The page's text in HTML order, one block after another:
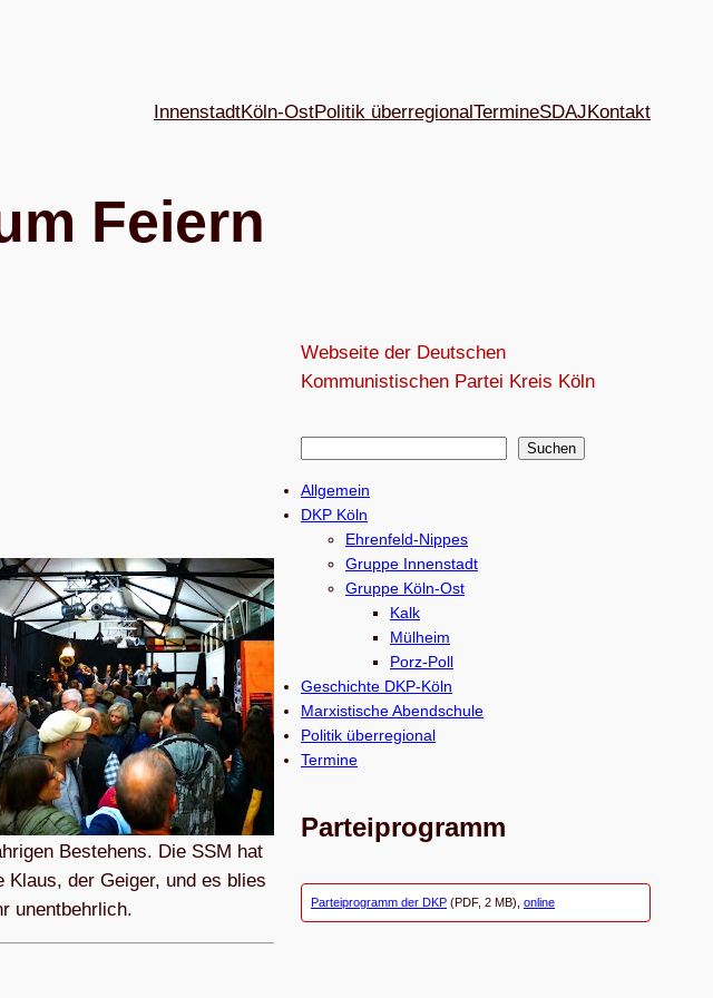
InnenstadtKöln-OstPolitik überregionalTermineSDAJKon­takt
Feiern
Bestehens. Die SSM hat
der Gei­ger, und es blies
unentbehrlich.
Webseite der Deutschen
Kommunistischen Partei Kreis Köln
c
Suchen
Allgemein
DKP Köln
Ehrenfeld-Nippes
Gruppe Innenstadt
Gruppe Köln-Ost
Kalk
Mülheim
Porz-Poll
Geschichte DKP-Köln
Marxistische Abendschule
Politik überregional
Termine
Parteiprogramm
Parteiprogramm der DKP (PDF, 2 MB), online